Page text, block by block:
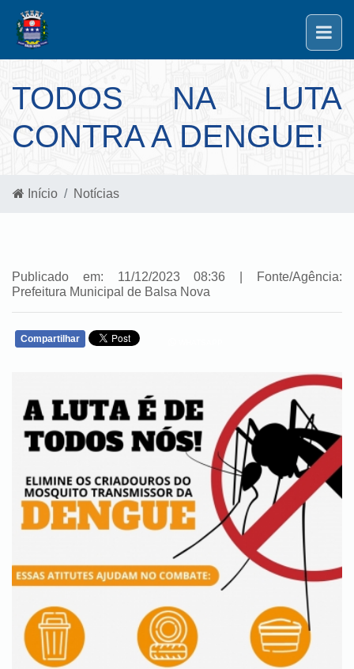
TODOS NA LUTA
CONTRA A DENGUE!
Início Notícias
Publicado em: 11/12/2023 08:36 | Fonte/Agência:
Prefeitura Municipal de Balsa Nova
Compartilhar